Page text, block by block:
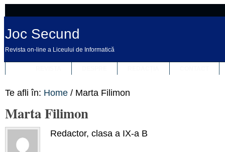
Joc Secund
Revista on-line a Liceului de Informatică
Te afli în: Home / Marta Filimon
Marta Filimon
Redactor, clasa a IX-a B